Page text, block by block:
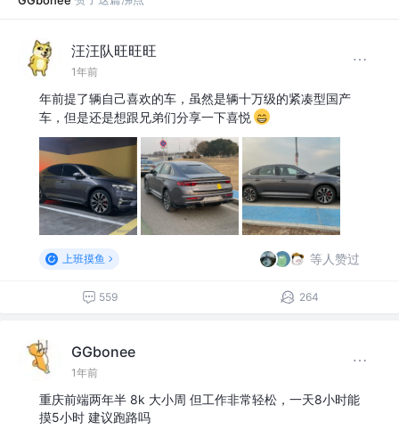
汪汪队旺旺旺
1年前
年前提了辆自己喜欢的车，虽然是辆十万级的紧凑型国产
车，但是还是想跟兄弟们分享一下喜悦
上班摸鱼 等人赞过
559 264
GGbonee
1年前
重庆前端两年半 8k 大小周 但工作非常轻松，一天8小时能
摸5小时 建议跑路吗